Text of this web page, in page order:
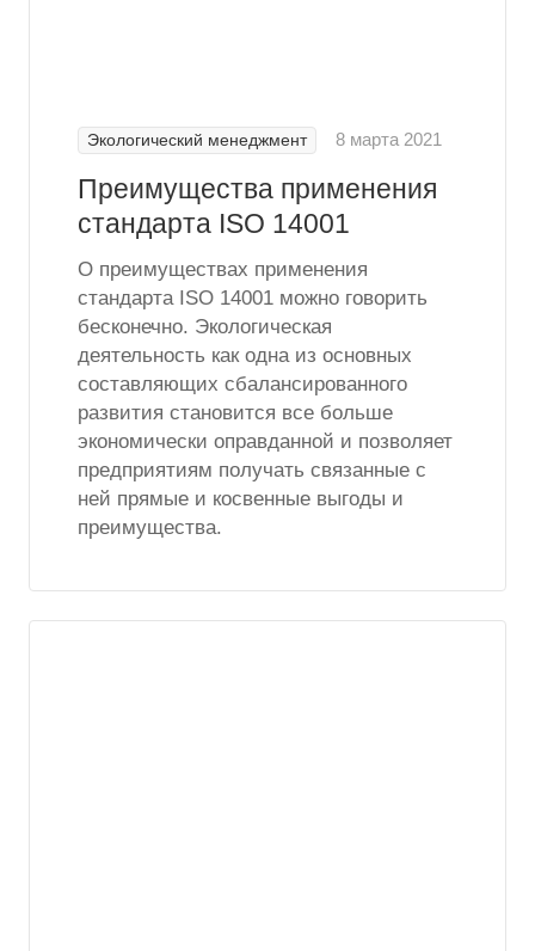
Экологический менеджмент 8 марта 2021
Преимущества применения
стандарта ISO 14001
О преимуществах применения
стандарта ISO 14001 можно говорить
бесконечно. Экологическая
деятельность как одна из основных
составляющих сбалансированного
развития становится все больше
экономически оправданной и позволяет
предприятиям получать связанные с
ней прямые и косвенные выгоды и
преимущества.